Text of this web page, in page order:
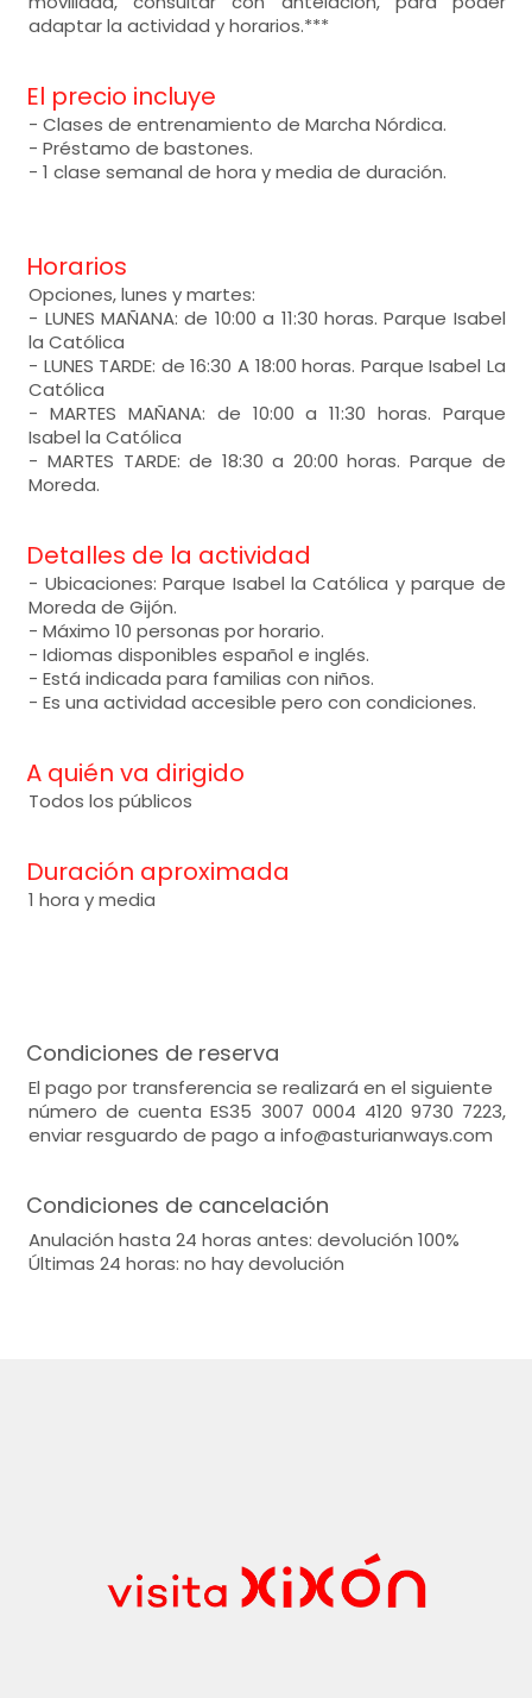
adaptar la actividad y horarios.***
El precio incluye
- Clases de entrenamiento de Marcha Nórdica.
- Préstamo de bastones.
- 1 clase semanal de hora y media de duración.
Horarios
Opciones, lunes y martes:
- LUNES MAÑANA: de 10:00 a 11:30 horas. Parque Isabel
la Católica
- LUNES TARDE: de 16:30 A 18:00 horas. Parque Isabel La
Católica
- MARTES MAÑANA: de 10:00 a 11:30 horas. Parque
Isabel la Católica
- MARTES TARDE: de 18:30 a 20:00 horas. Parque de
Moreda.
Detalles de la actividad
- Ubicaciones: Parque Isabel la Católica y parque de
Moreda de Gijón.
- Máximo 10 personas por horario.
- Idiomas disponibles español e inglés.
- Está indicada para familias con niños.
- Es una actividad accesible pero con condiciones.
A quién va dirigido
Todos los públicos
Duración aproximada
1 hora y media
Condiciones de reserva
El pago por transferencia se realizará en el siguiente
número de cuenta ES35 3007 0004 4120 9730 7223,
enviar resguardo de pago a info@asturianways.com
Condiciones de cancelación
Anulación hasta 24 horas antes: devolución 100%
Últimas 24 horas: no hay devolución